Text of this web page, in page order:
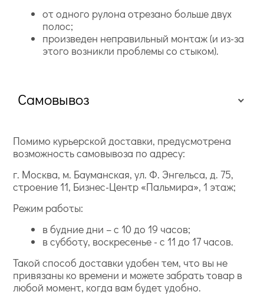
от одного рулона отрезано больше двух
полос;
произведен неправильный монтаж (и из-за
этого возникли проблемы со стыком).
Самовывоз
Помимо курьерской доставки, предусмотрена
возможность самовывоза по адресу:
г. Москва, м. Бауманская, ул. Ф. Энгельса, д. 75,
строение 11, Бизнес-Центр «Пальмира», 1 этаж;
Режим работы:
в будние дни – с 10 до 19 часов;
в субботу, воскресенье - с 11 до 17 часов.
Такой способ доставки удобен тем, что вы не
привязаны ко времени и можете забрать товар в
любой момент, когда вам будет удобно.